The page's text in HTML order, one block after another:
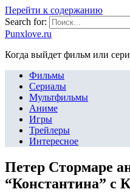
Перейти к содержанию
Search for:
Punxlove.ru
Когда выйдет фильм или
Фильмы
Сериалы
Мультфильмы
Аниме
Игры
Трейлеры
Интересное
Петер Стормаре
“Константина” с